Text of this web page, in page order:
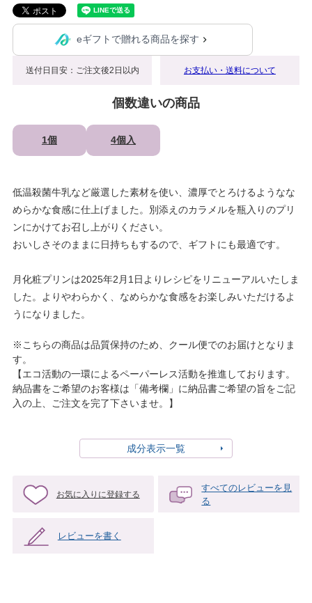
eギフトで贈れる商品を探す
送付日目安：ご注文後2日以内 お支払い・送料について
個数違いの商品
1個 4個入
低温殺菌牛乳など厳選した素材を使い、濃厚でとろけるようなな
めらかな食感に仕上げました。別添えのカラメルを瓶入りのプリ
ンにかけてお召し上がりください。
おいしさそのままに日持ちもするので、ギフトにも最適です。
月化粧プリンは2025年2月1日よりレシピをリニューアルいたしま
した。よりやわらかく、なめらかな食感をお楽しみいただけるよ
うになりました。
※こちらの商品は品質保持のため、クール便でのお届けとなりま
す。
【エコ活動の一環によるペーパーレス活動を推進しております。
納品書をご希望のお客様は「備考欄」に納品書ご希望の旨をご記
入の上、ご注文を完了下さいませ。】
成分表示一覧
お気に入りに登録する
すべてのレビューを見
る
レビューを書く